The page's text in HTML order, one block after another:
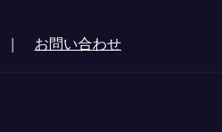
｜ お問い合わせ